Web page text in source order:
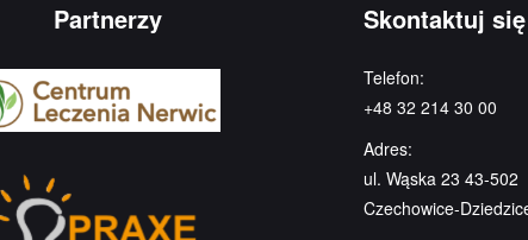
Partnerzy Skontaktuj
Telefon:
+48 32 214 30 00
Adres:
ul. Wąska 23 43-502
Czechowice-